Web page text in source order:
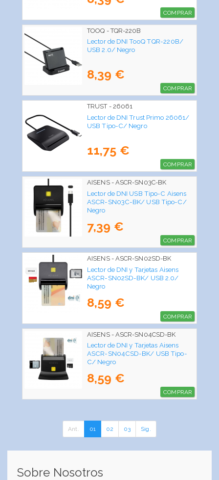
COMPRAR
TOOQ - TQR-220B
Lector de DNI TooQ TQR-220B/
USB 2.0/ Negro
8,39 €
COMPRAR
TRUST - 26061
Lector de DNI Trust Primo 26061/
USB Tipo-C/ Negro
11,75 €
COMPRAR
AISENS - ASCR-SN03C-BK
Lector de DNI USB Tipo-C Aisens
ASCR-SN03C-BK/ USB Tipo-C/
Negro
7,39 €
COMPRAR
AISENS - ASCR-SN02SD-BK
Lector de DNI y Tarjetas Aisens
ASCR-SN02SD-BK/ USB 2.0/
Negro
8,59 €
COMPRAR
AISENS - ASCR-SN04CSD-BK
Lector de DNI y Tarjetas Aisens
ASCR-SN04CSD-BK/ USB Tipo-
C/ Negro
8,59 €
COMPRAR
Ant. 01 02 03 Sig.
Sobre Nosotros